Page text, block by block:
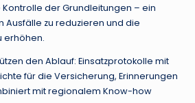
der Grundleitungen – ein
Ausfälle zu reduzieren und die
erhöhen.
den Ablauf: Einsatzprotokolle mit
für die Versicherung, Erinnerungen
mit regionalem Know-how